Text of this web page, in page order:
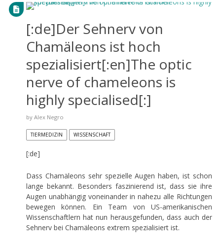
[:de]Der Sehnerv von
Chamäleons ist hoch
spezialisiert[:en]The optic
nerve of chameleons is
highly specialised[:]
by Alex Negro
TIERMEDIZIN WISSENSCHAFT
[:de]
Dass Chamäleons sehr spezielle Augen haben, ist schon
lange bekannt. Besonders faszinierend ist, dass sie ihre
Augen unabhängig voneinander in nahezu alle Richtungen
bewegen können. Ein Team von US-amerikanischen
Wissenschaftlern hat nun herausgefunden, dass auch der
Sehnerv bei Chamäleons extrem spezialisiert ist.